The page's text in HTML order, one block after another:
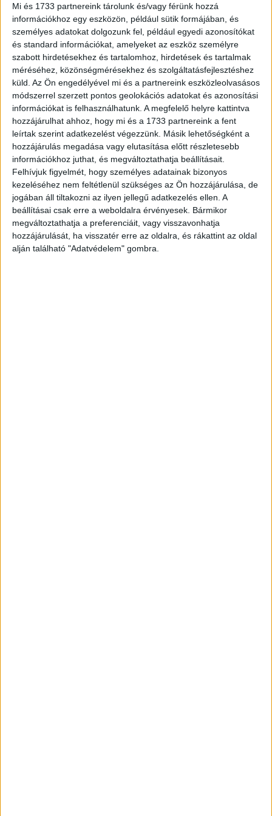
Mi és 1733 partnereink tárolunk és/vagy férünk hozzá
információkhoz egy eszközön, például sütik formájában, és
személyes adatokat dolgozunk fel, például egyedi azonosítókat
és standard információkat, amelyeket az eszköz személyre
szabott hirdetésekhez és tartalomhoz, hirdetések és tartalmak
méréséhez, közönségmérésekhez és szolgáltatásfejlesztéshez
küld. Az Ön engedélyével mi és a partnereink eszközleolvasásos
módszerrel szerzett pontos geolokációs adatokat és azonosítási
információkat is felhasználhatunk. A megfelelő helyre kattintva
hozzájárulhat ahhoz, hogy mi és a 1733 partnereink a fent
leírtak szerint adatkezelést végezzünk. Másik lehetőségként a
hozzájárulás megadása vagy elutasítása előtt részletesebb
információkhoz juthat, és megváltoztathatja beállításait.
Felhívjuk figyelmét, hogy személyes adatainak bizonyos
kezeléséhez nem feltétlenül szükséges az Ön hozzájárulása, de
jogában áll tiltakozni az ilyen jellegű adatkezelés ellen. A
beállításai csak erre a weboldalra érvényesek. Bármikor
megváltoztathatja a preferenciáit, vagy visszavonhatja
hozzájárulását, ha visszatér erre az oldalra, és rákattint az oldal
alján található "Adatvédelem" gombra.
A kisvállalkozások üzletmenetét támogatja az a stratégiai
partnerszerződés, amely a CIB Bank és a METRO
Kereskedelmi Kft. között jött létre. Az együttműködés
révén az...
Továbbra is nagy bajban vannak a
vendéglátóhelyek, rengeteg veszteséget
hoz az újranyitás
Kutatás 2021. május 18.